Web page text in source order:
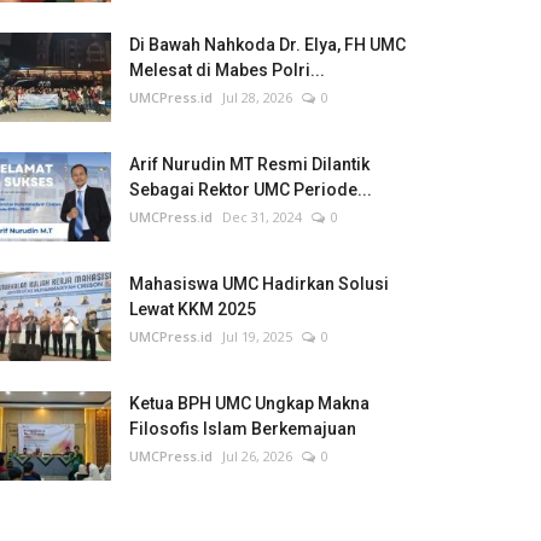
Di Bawah Nahkoda Dr. Elya, FH UMC
Melesat di Mabes Polri...
UMCPress.id Jul 28, 2026 0
Arif Nurudin MT Resmi Dilantik
Sebagai Rektor UMC Periode...
UMCPress.id Dec 31, 2024 0
Mahasiswa UMC Hadirkan Solusi
Lewat KKM 2025
UMCPress.id Jul 19, 2025 0
Ketua BPH UMC Ungkap Makna
Filosofis Islam Berkemajuan
UMCPress.id Jul 26, 2026 0